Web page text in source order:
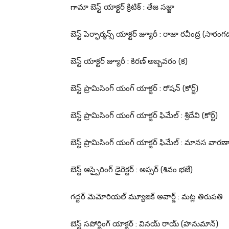
గామా బెస్ట్ యాక్టర్ క్రిటిక్ : తేజ సజ్జా
బెస్ట్ పెర్ఫార్మన్స్ యాక్టర్ జ్యూరీ : రాజా రవీంద్ర
బెస్ట్ యాక్టర్ జ్యూరీ : కిరణ్ అబ్బవరం (క)
బెస్ట్ ప్రామిసింగ్ యంగ్ యాక్టర్ : రోషన్ (కోర్ట్)
బెస్ట్ ప్రామిసింగ్ యంగ్ యాక్టర్ ఫిమేల్ : శ్రీదేవి (కోర్ట్)
బెస్ట్ ప్రామిసింగ్ యంగ్ యాక్టర్ ఫిమేల్ : మానస
బెస్ట్ ఆస్పైరింగ్ డైరెక్టర్ : అప్సర్ (శివం భజే)
గద్దర్ మెమోరియల్ మ్యూజిక్ అవార్డ్ : మట్ల తిరుపతి
బెస్ట్ సపోర్టింగ్ యాక్టర్ : వినయ్ రాయ్ (హనుమాన్)